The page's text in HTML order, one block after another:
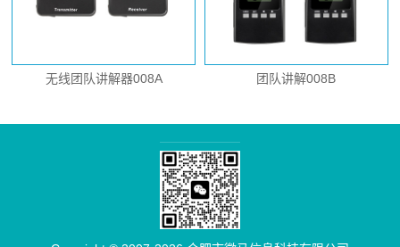
无线团队讲解器008A 团队讲解008B